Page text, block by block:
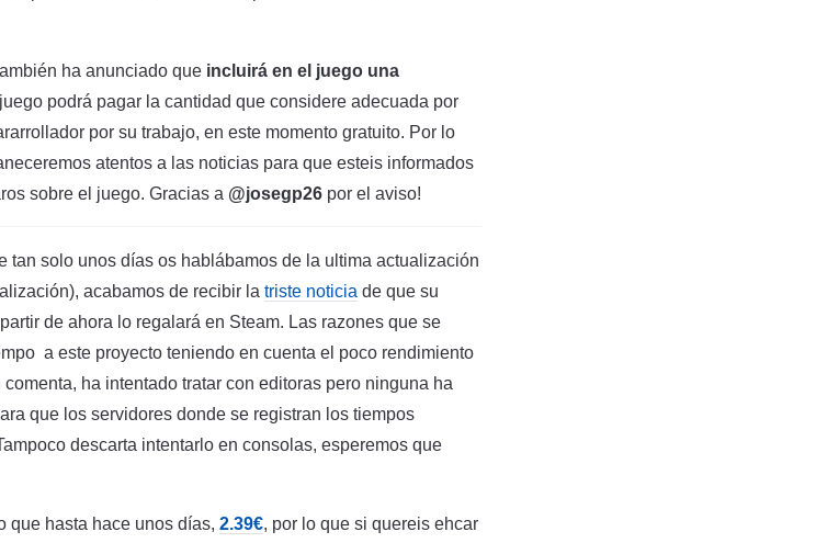
ha anunciado que incluirá en el juego una
podrá pagar la cantidad que considere adecuada por
por su trabajo, en este momento gratuito. Por lo
atentos a las noticias para que esteis informados
sobre el juego. Gracias a @josegp26 por el aviso!
tan solo unos días os hablábamos de la ultima actualización
acabamos de recibir la triste noticia de que su
de ahora lo regalará en Steam. Las razones que se
a este proyecto teniendo en cuenta el poco rendimiento
ha intentado tratar con editoras pero ninguna ha
que los servidores donde se registran los tiempos
descarta intentarlo en consolas, esperemos que
que hasta hace unos días, 2.39€, por lo que si quereis ehcar